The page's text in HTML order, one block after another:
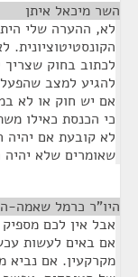
השר מיכאל איתן
לא, ההערה שלי
לכתוב בחוק
להגיע למצב
אם יש חוק או לא
כי הכנסת כאילו
לא קובעת אם יהיה
שאומרים שלא
היו"ר כרמל שאמה-
אבל אין לכם
אם באים לעשות
מקרקעין. אם נביא